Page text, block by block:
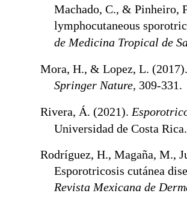
Machado, C., & Pinheiro,
lymphocutaneous
de Medicina Tropical de
Mora, H., & Lopez, L.
Springer Nature, 309-331.
Rivera, Á. (2021).
Universidad de Costa Rica.
Rodríguez, H., Magaña, M.,
Esporotricosis cutánea
Revista Mexicana de